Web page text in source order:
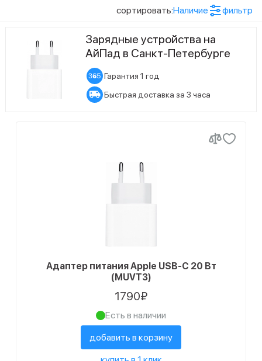
сортировать:Наличие фильтр
Зарядные устройства на
АйПад в Санкт-Петербурге
Гарантия 1 год
Быстрая доставка за 3 часа
Адаптер питания Apple USB-C 20 Вт
(MUVT3)
1790₽
Есть в наличии
добавить в корзину